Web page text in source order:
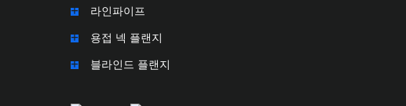
라인파이프
용접 넥 플랜지
블라인드 플랜지